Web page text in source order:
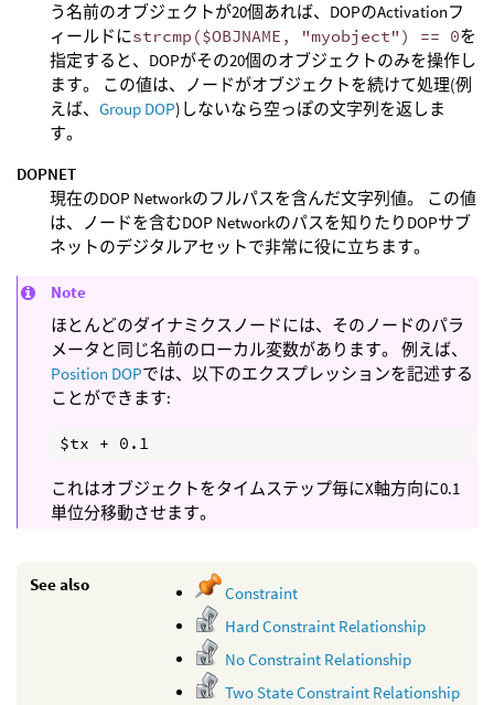
う名前のオブジェクトが20個あれば、DOPのActivationフ
ィールドにstrcmp($OBJNAME, "myobject") == 0を
指定すると、DOPがその20個のオブジェクトのみを操作し
ます。 この値は、ノードがオブジェクトを続けて処理(例
えば、 Group DOP)しないなら空っぽの文字列を返しま
す。
DOPNET
現在のDOP Networkのフルパスを含んだ文字列値。 この値
は、ノードを含むDOP Networkのパスを知りたりDOPサブ
ネットのデジタルアセットで非常に役に立ちます。
Note
ほとんどのダイナミクスノードには、そのノードのパラ
メータと同じ名前のローカル変数があります。 例えば、
Position DOPでは、以下のエクスプレッションを記述する
ことができます:
これはオブジェクトをタイムステップ毎にX軸方向に0.1
単位分移動させます。
See also
Constraint
Hard Constraint Relationship
No Constraint Relationship
Two State Constraint Relationship